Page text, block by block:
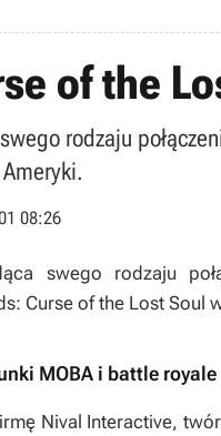
of the
rodzaju
08:26
swego rodzaju
Curse of the Lost Soul
MOBA i battle royale
Nival Interactive,